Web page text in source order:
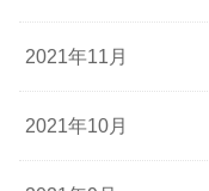
2021年11月
2021年10月